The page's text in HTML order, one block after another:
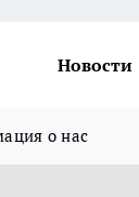
Новости
о нас